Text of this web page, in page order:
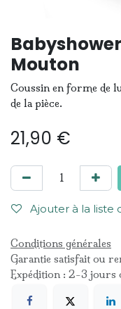
Mouton
Coussin en forme de
de la pièce.
21,90 €
Ajouter à la liste
Conditions générales
Garantie satisfait ou
Expédition : 2-3 jours